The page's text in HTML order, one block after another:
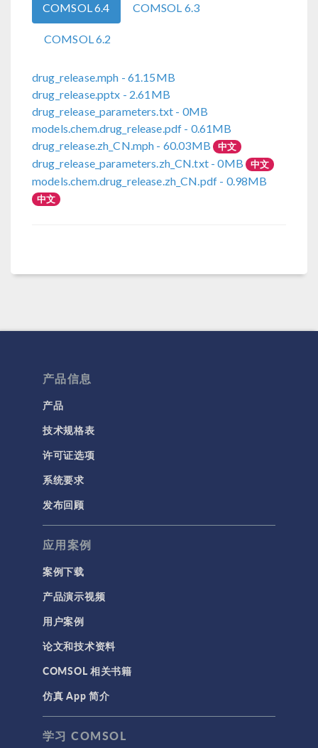
COMSOL 6.4 COMSOL 6.3
COMSOL 6.2
drug_release.mph - 61.15MB
drug_release.pptx - 2.61MB
drug_release_parameters.txt - 0MB
models.chem.drug_release.pdf - 0.61MB
drug_release.zh_CN.mph - 60.03MB 中文
drug_release_parameters.zh_CN.txt- 0MB 中文
models.chem.drug_release.zh_CN.pdf - 0.98MB
中文
产品信息
产品
技术规格表
许可证选项
系统要求
发布回顾
应用案例
案例下载
产品演示视频
用户案例
论文和技术资料
COMSOL 相关书籍
仿真 App 简介
学习 COMSOL